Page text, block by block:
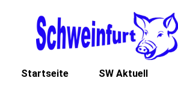
Startseite SW Aktuell